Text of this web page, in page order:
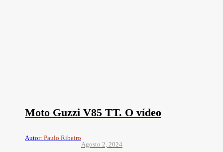
Moto Guzzi V85 TT. O vídeo
Autor: Paulo Ribeiro
Agosto 2, 2024